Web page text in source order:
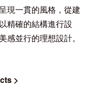
現一貫的風格，從建
精確的結構進行設
並行的理想設計。
>